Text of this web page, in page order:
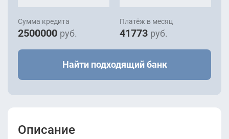
Сумма кредита
2500000 руб.
Платёж в месяц
41773 руб.
Найти подходящий банк
Описание